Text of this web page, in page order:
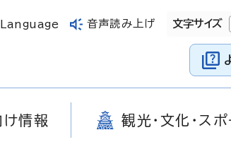
Language 音声読み上げ 文字サイズ
情報 観光・文化・ス